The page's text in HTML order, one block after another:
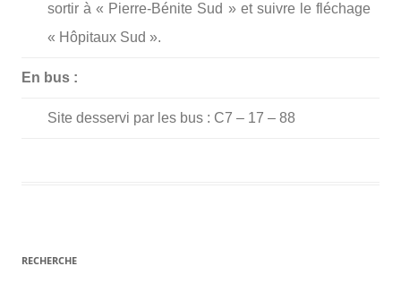
sortir à « Pierre-Bénite Sud » et suivre le fléchage
« Hôpitaux Sud ».
En bus :
Site desservi par les bus : C7 – 17 – 88
RECHERCHE